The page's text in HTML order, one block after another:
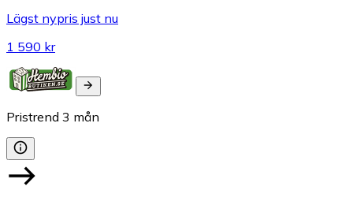
Lägst nypris just nu
1 590 kr
Pristrend 3 mån